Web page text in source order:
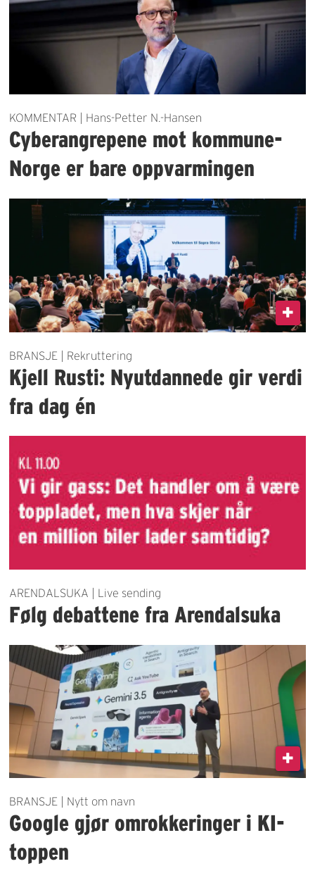
KOMMENTAR | Hans-Petter N.-Hansen
Cyberangrepene mot kommune-
Norge er bare oppvarmingen
BRANSJE | Rekruttering
Kjell Rusti: Nyutdannede gir verdi
fra dag én
ARENDALSUKA | Live sending
Følg debattene fra Arendalsuka
BRANSJE | Nytt om navn
Google gjør omrokkeringer i KI-
toppen